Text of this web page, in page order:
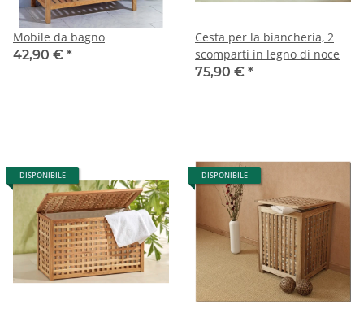
Mobile da bagno
42,90 € *
Cesta per la biancheria, 2
scomparti in legno di noce
75,90 € *
DISPONIBILE DISPONIBILE